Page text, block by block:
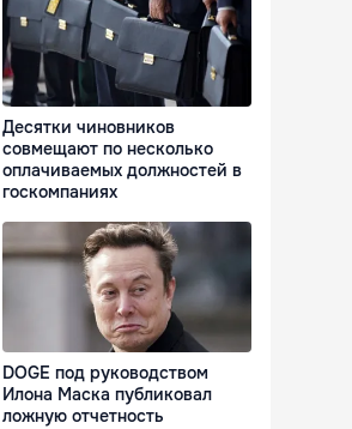
Десятки чиновников
совмещают по несколько
оплачиваемых должностей в
госкомпаниях
DOGE под руководством
Илона Маска публиковал
ложную отчетность